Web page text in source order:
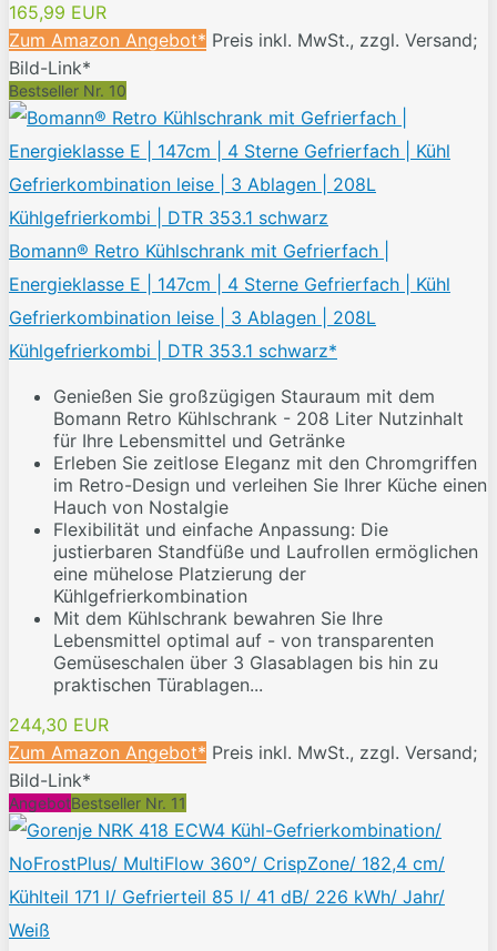
165,99 EUR
Zum Amazon Angebot* Preis inkl. MwSt., zzgl. Versand;
Bild-Link*
Bestseller Nr. 10
Bomann® Retro Kühlschrank mit Gefrierfach |
Energieklasse E | 147cm | 4 Sterne Gefrierfach | Kühl
Gefrierkombination leise | 3 Ablagen | 208L
Kühlgefrierkombi | DTR 353.1 schwarz*
Genießen Sie großzügigen Stauraum mit dem
Bomann Retro Kühlschrank - 208 Liter Nutzinhalt
für Ihre Lebensmittel und Getränke
Erleben Sie zeitlose Eleganz mit den Chromgriffen
im Retro-Design und verleihen Sie Ihrer Küche einen
Hauch von Nostalgie
Flexibilität und einfache Anpassung: Die
justierbaren Standfüße und Laufrollen ermöglichen
eine mühelose Platzierung der
Kühlgefrierkombination
Mit dem Kühlschrank bewahren Sie Ihre
Lebensmittel optimal auf - von transparenten
Gemüseschalen über 3 Glasablagen bis hin zu
praktischen Türablagen...
244,30 EUR
Zum Amazon Angebot* Preis inkl. MwSt., zzgl. Versand;
Bild-Link*
AngebotBestseller Nr. 11